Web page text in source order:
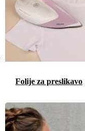
Folije za preslikavo